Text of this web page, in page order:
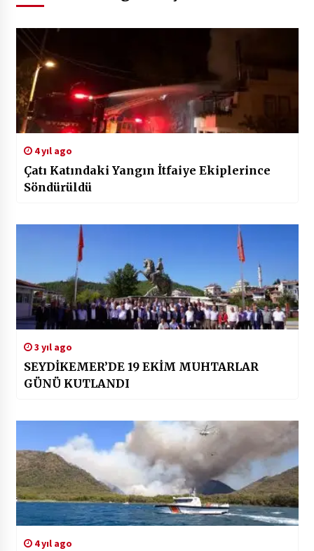
4 yıl ago
Çatı Katındaki Yangın İtfaiye Ekiplerince
Söndürüldü
3 yıl ago
SEYDİKEMER’DE 19 EKİM MUHTARLAR
GÜNÜ KUTLANDI
4 yıl ago